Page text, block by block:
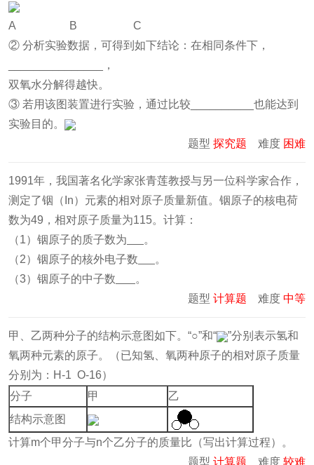
A B C
② 分析实验数据，可得到如下结论：在相同条件下，
_______________，
双氧水分解得越快。
③ 若用该图装置进行实验，通过比较__________也能达到
实验目的。
题型 探究题 难度 困难
1991年，我国著名化学家张青莲教授与另一位科学家合作，
测定了铟（In）元素的相对原子质量新值。铟原子的核电荷
数为49，相对原子质量为115。计算：
（1）铟原子的质子数为
。
（2）铟原子的核外电子数
。
（3）铟原子的中子数
。
题型 计算题 难度 中等
甲、乙两种分子的结构示意图如下。“○”和“
”分别表示氢和
氧两种元素的原子。（已知氢、氧两种原子的相对原子质量
分别为：H-1 O-16）
分子
甲
乙
结构示意图
计算m个甲分子与n个乙分子的质量比（写出计算过程）。
题型 计算题 难度 较难